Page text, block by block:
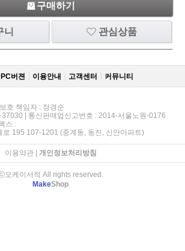
구매하기
니 관심상품
PC버젼 이용안내 고객센터 커뮤니티
호 책임자 : 정경순
| 통신판매업신고번호 : 2014-서울노원-0176
스 :
로 195 107-1201 (중계동, 동진, 신안아파트)
이용약관| 개인정보처리방침
오케이서적 All rights reserved.
MakeShop